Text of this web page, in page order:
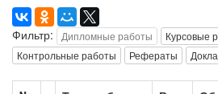
Фильтр: Дипломные работы
Курсовые
Контрольные работы
Рефераты